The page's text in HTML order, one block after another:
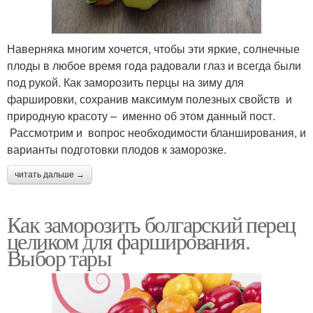
Наверняка многим хочется, чтобы эти яркие, солнечные
плоды в любое время года радовали глаз и всегда были
под рукой. Как заморозить перцы на зиму для
фаршировки, сохранив максимум полезных свойств и
природную красоту – именно об этом данный пост.
Рассмотрим и вопрос необходимости бланширования, и
варианты подготовки плодов к заморозке.
читать дальше →
Как заморозить болгарский перец
целиком для фарширования.
Выбор тары